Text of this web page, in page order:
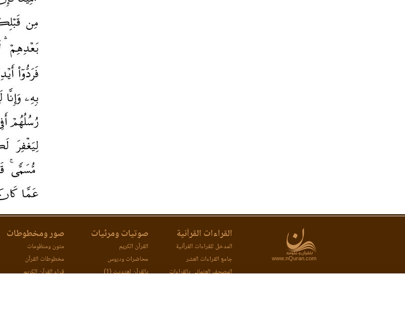
www.nQuran.com
القراءات القرآنية
المدخل للقراءات القرآنية
جامع القراءات العشر
المصحف العثماني بالقراءات
صوتيات ومرئيات
القرآن الكريم
محاضرات ودروس
بالقرآن اهتديت (1)
صور ومخطوطات
متون ومنظومات
مخطوطات القرآن
قراء القرآن الكريم